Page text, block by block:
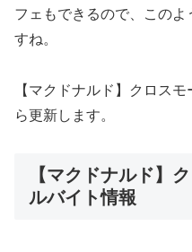
フェもできるので、このよ
すね。
【マクドナルド】クロス
ら更新します。
【マクドナルド】
ルバイト情報